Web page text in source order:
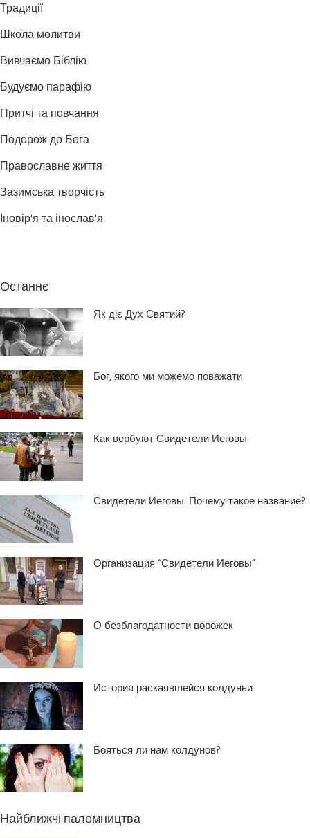
Традиції
Школа молитви
Вивчаємо Біблію
Будуємо парафію
Притчі та повчання
Подорож до Бога
Православне життя
Зазимська творчість
Іновір'я та інослав'я
Останнє
Як діє Дух Святий?
Бог, якого ми можемо поважати
Как вербуют Свидетели Иеговы
Свидетели Иеговы. Почему такое название?
Организация “Свидетели Иеговы”
О безблагодатности ворожек
История раскаявшейся колдуньи
Бояться ли нам колдунов?
Найближчі паломництва